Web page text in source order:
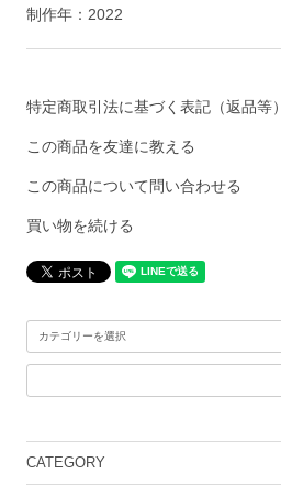
制作年：2022
特定商取引法に基づく表記（返品等）
この商品を友達に教える
この商品について問い合わせる
買い物を続ける
CATEGORY